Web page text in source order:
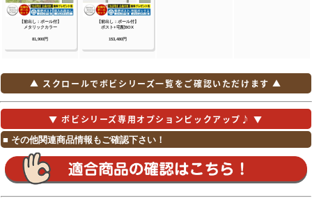
▲ スクロールでボビシリーズ一覧をご確認いただけます ▲
▼ ボビシリーズ専用オプションピックアップ♪ ▼